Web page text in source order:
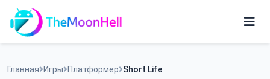
Skip
content
Главная Игры Платформер Short Life